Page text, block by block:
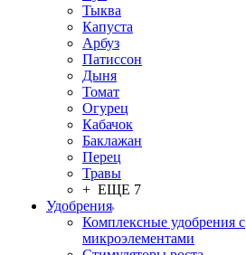
Тыква
Капуста
Арбуз
Патиссон
Дыня
Томат
Огурец
Кабачок
Баклажан
Перец
Травы
+ ЕЩЕ 7
Удобрения
Комплексные удобрения с
микроэлементами